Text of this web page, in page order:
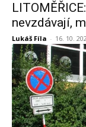
nevzdávají,
Lukáš Fíla - 16. 10.